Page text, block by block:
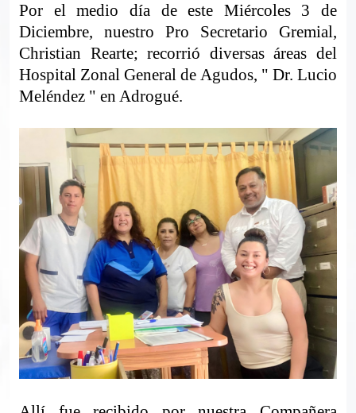
Por el medio día de este Miércoles 3 de
Diciembre, nuestro Pro Secretario Gremial,
Christian Rearte; recorrió diversas áreas del
Hospital Zonal General de Agudos, " Dr. Lucio
Meléndez " en Adrogué.